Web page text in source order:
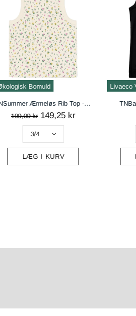
Bomuld
TNSummer Ærmeløs Rib Top - Gardenia AOP
199,00 kr 149,25 kr
LÆG I KURV
Livaeco
handelsbetingelser